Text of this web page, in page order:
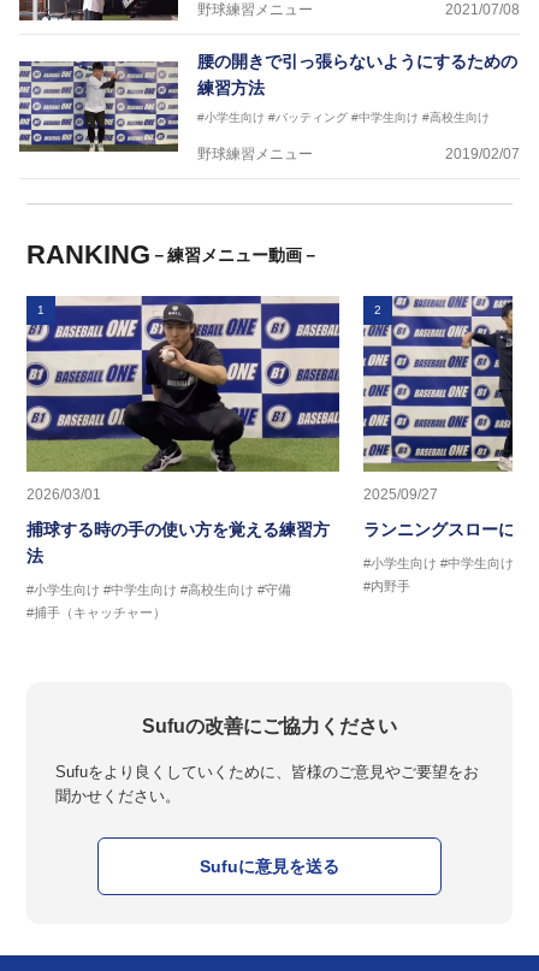
野球練習メニュー 2021/07/08
腰の開きで引っ張らないようにするための
練習方法
#小学生向け #バッティング #中学生向け #高校生向け
野球練習メニュー 2019/02/07
RANKING －練習メニュー動画－
1
2026/03/01
捕球する時の手の使い方を覚える練習方
法
#小学生向け #中学生向け #高校生向け #守備
#捕手（キャッチャー）
2
2025/09/27
ランニングスローに繋
#小学生向け #中学生向け
#内野手
Sufuの改善にご協力ください
Sufuをより良くしていくために、皆様のご意見やご要望をお
聞かせください。
Sufuに意見を送る